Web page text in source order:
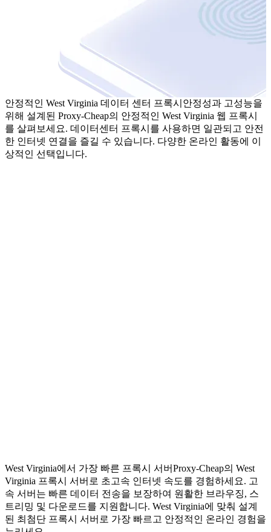
안정적인 West Virginia 데이터 센터 프록시 안정성과 고성능을
위해 설계된 Proxy-Cheap의 안정적인 West Virginia 웹 프록시
를 살펴보세요. 데이터센터 프록시를 사용하면 일관되고 안전
한 인터넷 연결을 즐길 수 있습니다. 다양한 온라인 활동에 이
상적인 선택입니다.
West Virginia에서 가장 빠른 프록시 서버Proxy-Cheap의 West
Virginia 프록시 서버로 초고속 인터넷 속도를 경험하세요. 고
속 서버는 빠른 데이터 전송을 보장하여 원활한 브라우징, 스
트리밍 및 다운로드를 지원합니다. West Virginia에 맞춰 설계
된 최첨단 프록시 서버로 가장 빠르고 안정적인 온라인 경험을